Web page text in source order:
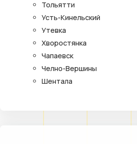
Тольятти
Усть-Кинельский
Утевка
Хворостянка
Чапаевск
Челно-Вершины
Шентала